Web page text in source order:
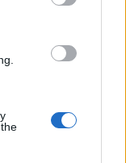
áprilisban.
tojásfestés a